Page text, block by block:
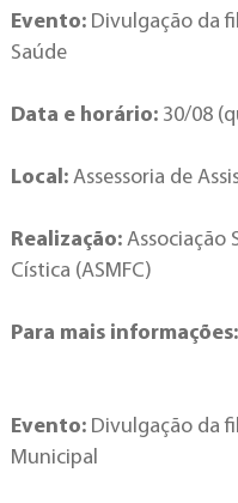
Evento: Divulgação da
Saúde
Data e horário: 30/08
Local: Assessoria de
Realização: Associação
Cística (ASMFC)
Para mais informações:
Evento: Divulgação da
Municipal